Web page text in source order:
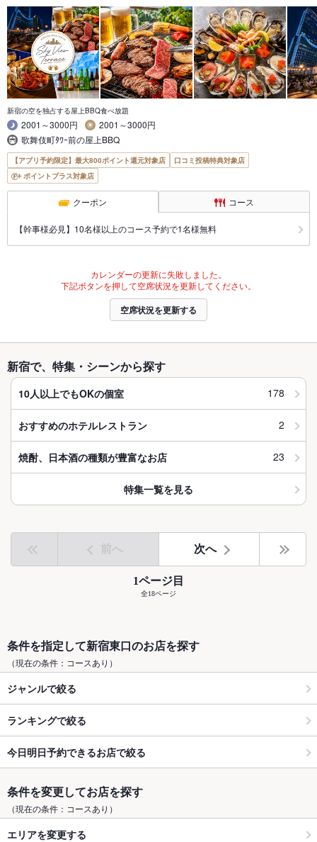
新宿の空を独占する屋上BBQ食べ放題
2001～3000円
2001～3000円
歌舞伎町ﾀﾜｰ前の屋上BBQ
【アプリ予約限定】最大800ポイント還元対象店
口コミ投稿特典対象店
ポイントプラス対象店
クーポン コース
【幹事様必見】10名様以上のコース予約で1名様無料
カレンダーの更新に失敗しました。
下記ボタンを押して空席状況を更新してください。
空席状況を更新する
新宿で、特集・シーンから探す
10人以上でもOKの個室 178
おすすめのホテルレストラン 2
焼酎、日本酒の種類が豊富なお店 23
特集一覧を見る
前へ 次へ
1ページ目
全18ページ
条件を指定して新宿東口のお店を探す
（現在の条件：コースあり）
ジャンルで絞る
ランキングで絞る
今日明日予約できるお店で絞る
条件を変更してお店を探す
（現在の条件：コースあり）
エリアを変更する